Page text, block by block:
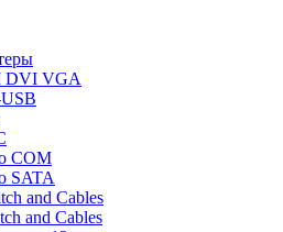
DVI VGA
COM
SATA
and Cables
and Cables